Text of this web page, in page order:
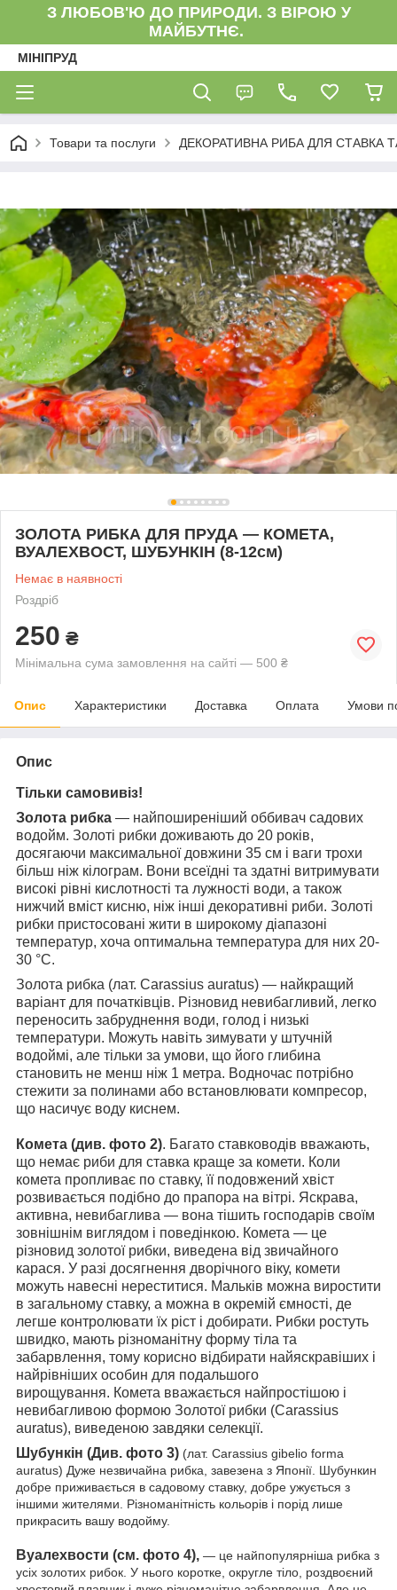
З ЛЮБОВ'Ю ДО ПРИРОДИ. З ВІРОЮ У
МАЙБУТНЄ.
МІНІПРУД
Товари та послуги ДЕКОРАТИВНА РИБА ДЛЯ СТАВКА
ЗОЛОТА РИБКА ДЛЯ ПРУДА — КОМЕТА,
ВУАЛЕХВОСТ, ШУБУНКІН (8-12см)
Немає в наявності
Роздріб
250 ₴
Мінімальна сума замовлення на сайті — 500 ₴
Опис Характеристики Доставка Оплата Умови
Опис
Тільки самовивіз!
Золота рибка — найпоширеніший оббивач садових
водойм. Золоті рибки доживають до 20 років,
досягаючи максимальної довжини 35 см і ваги трохи
більш ніж кілограм. Вони всеїдні та здатні витримувати
високі рівні кислотності та лужності води, а також
нижчий вміст кисню, ніж інші декоративні риби. Золоті
рибки пристосовані жити в широкому діапазоні
температур, хоча оптимальна температура для них 20-
30 °C.
Золота рибка (лат. Carassius auratus) — найкращий
варіант для початківців. Різновид невибагливий, легко
переносить забруднення води, голод і низькі
температури. Можуть навіть зимувати у штучній
водоймі, але тільки за умови, що його глибина
становить не менш ніж 1 метра. Водночас потрібно
стежити за полинами або встановлювати компресор,
що насичує воду киснем.
Комета (див. фото 2). Багато ставководів вважають,
що немає риби для ставка краще за комети. Коли
комета пропливає по ставку, її подовжений хвіст
розвивається подібно до прапора на вітрі. Яскрава,
активна, невибаглива — вона тішить господарів своїм
зовнішнім виглядом і поведінкою. Комета — це
різновид золотої рибки, виведена від звичайного
карася. У разі досягнення дворічного віку, комети
можуть навесні нереститися. Мальків можна виростити
в загальному ставку, а можна в окремій ємності, де
легше контролювати їх ріст і добирати. Рибки ростуть
швидко, мають різноманітну форму тіла та
забарвлення, тому корисно відбирати найяскравіших і
найрівніших особин для подальшого
вирощування. Комета вважається найпростішою і
невибагливою формою Золотої рибки (Carassius
auratus), виведеною завдяки селекції.
Шубункін (Див. фото 3) (лат. Carassius gibelio forma
auratus) Дуже незвичайна рибка, завезена з Японії. Шубункин
добре приживається в садовому ставку, добре ужується з
іншими жителями. Різноманітність кольорів і порід лише
прикрасить вашу водойму.
Вуалехвости (см. фото 4), — це найпопулярніша рибка з
усіх золотих рибок. У нього коротке, округле тіло, роздвоєний